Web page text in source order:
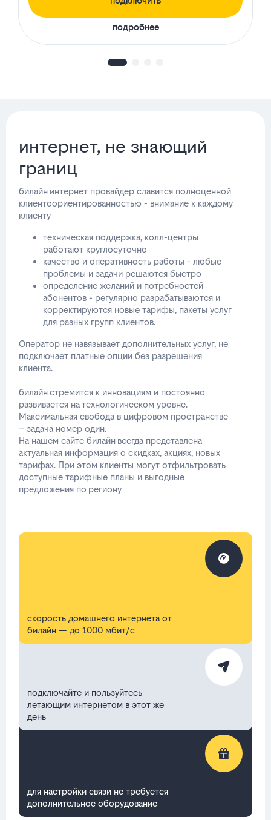
подробнее
интернет, не знающий
границ
билайн интернет провайдер славится полноценной
клиентоориентированностью - внимание к каждому
клиенту
техническая поддержка, колл-центры
работают круглосуточно
качество и оперативность работы - любые
проблемы и задачи решаются быстро
определение желаний и потребностей
абонентов - регулярно разрабатываются и
корректируются новые тарифы, пакеты услуг
для разных групп клиентов.
Оператор не навязывает дополнительных услуг, не
подключает платные опции без разрешения
клиента.
билайн стремится к инновациям и постоянно
развивается на технологическом уровне.
Максимальная свобода в цифровом пространстве
– задача номер один.
На нашем сайте билайн всегда представлена
актуальная информация о скидках, акциях, новых
тарифах. При этом клиенты могут отфильтровать
доступные тарифные планы и выгодные
предложения по региону
скорость домашнего интернета от
билайн — до 1000 мбит/с
подключайте и пользуйтесь
летающим интернетом в этот же
день
для настройки связи не требуется
дополнительное оборудование